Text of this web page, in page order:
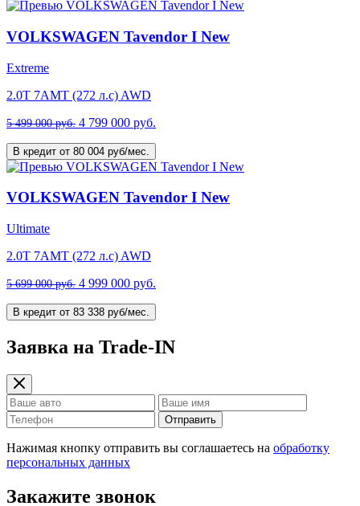
VOLKSWAGEN Tavendor I New
Extreme
2.0T 7AMT (272 л.с) AWD
5 499 000 руб. 4 799 000 руб.
В кредит от 80 004 руб/мес.
VOLKSWAGEN Tavendor I New
Ultimate
2.0T 7AMT (272 л.с) AWD
5 699 000 руб. 4 999 000 руб.
В кредит от 83 338 руб/мес.
Заявка на Trade-IN
Отправить
Нажимая кнопку отправить вы соглашаетесь на обработку
персональных данных
Закажите звонок